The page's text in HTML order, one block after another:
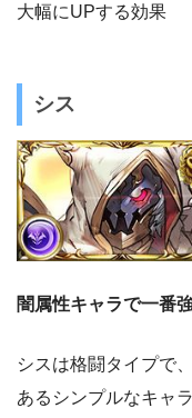
大幅にUPする効果
シス
闇属性キャラで一番
シスは格闘タイプで
あるシンプルなキャ